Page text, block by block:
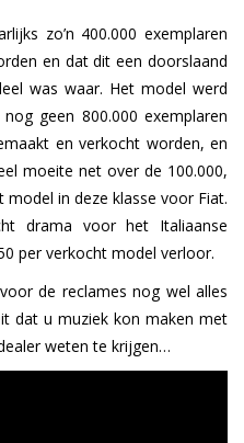
zo’n 400.000 exemplaren
en dat dit een doorslaand
was waar. Het model werd
geen 800.000 exemplaren
en verkocht worden, en
moeite net over de 100.000,
in deze klasse voor Fiat.
drama voor het Italiaanse
per verkocht model verloor.
de reclames nog wel alles
dat u muziek kon maken met
weten te krijgen…